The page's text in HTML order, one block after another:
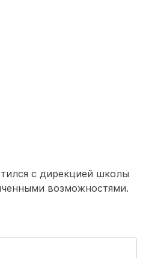
с дирекцией школы
возможностями.